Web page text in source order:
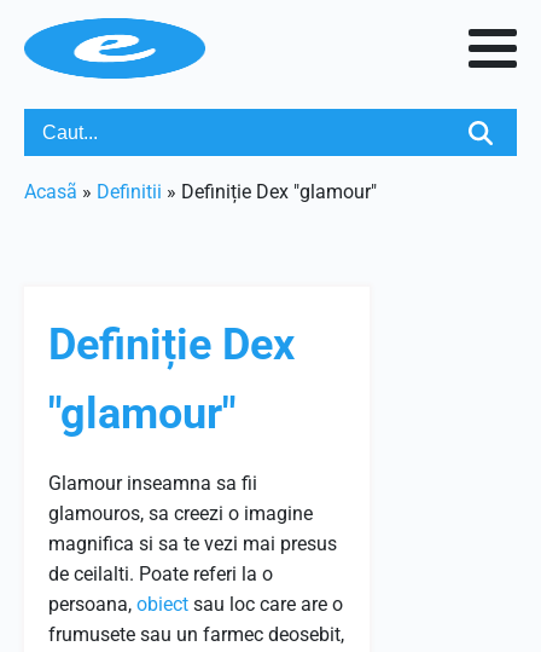
Acasã » Definitii » Definiție Dex "glamour"
Definiție Dex
"glamour"
Glamour inseamna sa fii
glamouros, sa creezi o imagine
magnifica si sa te vezi mai presus
de ceilalti. Poate referi la o
persoana, obiect sau loc care are o
frumusete sau un farmec deosebit,